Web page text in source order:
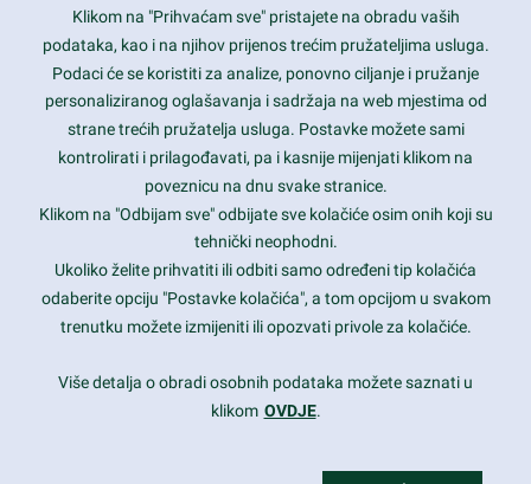
Contact Info
1600 Amphitheatre Parkway, Mountain View, CA 94043
prothemes.net@gmail.com
Daily: 9:00 am - 6:00 pm
Sunday: Closed
Copyright 2017FRESHFACE© All Rights Reserved
Klikom na "Prihvaćam sve" pristajete na obradu vaših
podataka, kao i na njihov prijenos trećim pružateljima usluga.
Podaci će se koristiti za analize, ponovno ciljanje i pružanje
personaliziranog oglašavanja i sadržaja na web mjestima od
strane trećih pružatelja usluga. Postavke možete sami
kontrolirati i prilagođavati, pa i kasnije mijenjati klikom na
poveznicu na dnu svake stranice.
Klikom na "Odbijam sve" odbijate sve kolačiće osim onih koji su
tehnički neophodni.
Ukoliko želite prihvatiti ili odbiti samo određeni tip kolačića
odaberite opciju "Postavke kolačića", a tom opcijom u svakom
trenutku možete izmijeniti ili opozvati privole za kolačiće.
Više detalja o obradi osobnih podataka možete saznati u
klikom OVDJE.